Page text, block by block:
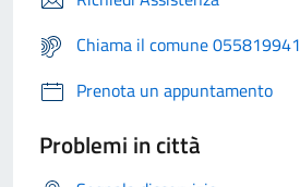
Chiama il comune 055819941
Prenota un appuntamento
Problemi in città